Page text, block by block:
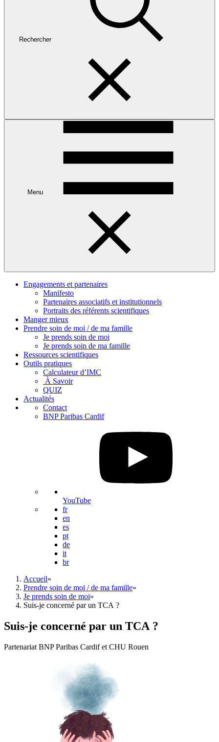
Rechercher
Menu
Engagements et partenaires
Manifesto
Partenaires associatifs et institutionnels
Portraits des référents scientifiques
Manger mieux
Prendre soin de moi / de ma famille
Je prends soin de moi
Je prends soin de ma famille
Ressources scientifiques
Outils pratiques
Calculateur d’IMC
À Savoir
QUIZ
Actualités
Contact
BNP Paribas Cardif
YouTube
fr
en
es
pt
de
it
br
Accueil»
Prendre soin de moi / de ma famille»
Je prends soin de moi»
Suis-je concerné par un TCA ?
Suis-je concerné par un TCA ?
Partenariat BNP Paribas Cardif et CHU Rouen